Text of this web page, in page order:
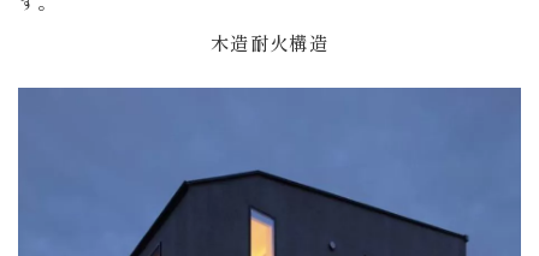
木造耐火構造